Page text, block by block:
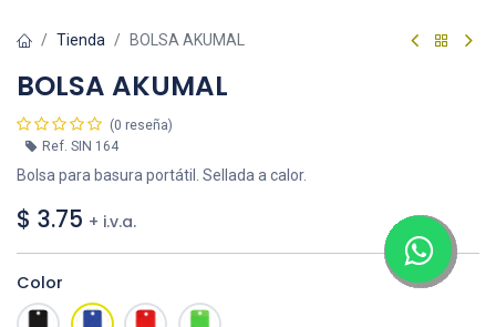
Tienda BOLSA AKUMAL
BOLSA AKUMAL
(0 reseña)
Ref. SIN 164
Bolsa para basura portátil. Sellada a calor.
$ 3.75 + i.v.a.
Color